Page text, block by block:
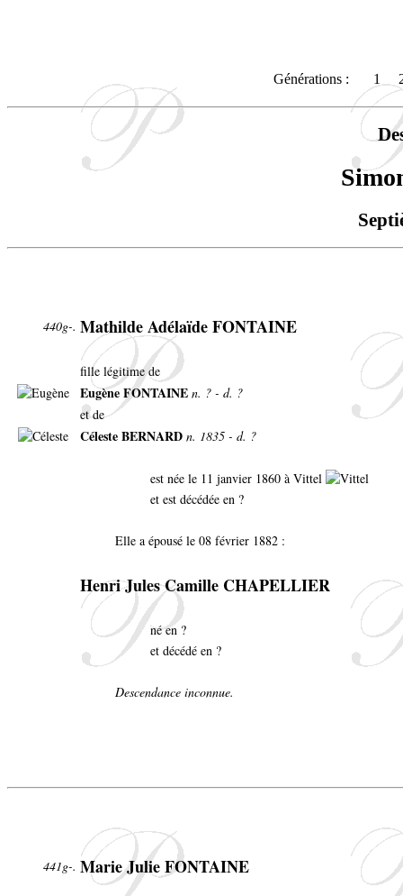
Générations : 1
440g-. Mathilde Adélaïde FONTAINE
fille légitime de
Eugène FONTAINE n. ? - d. ?
et de
Céleste BERNARD n. 1835 - d. ?
est née le 11 janvier 1860 à Vittel
et est décédée en ?
Elle a épousé le 08 février 1882 :
Henri Jules Camille CHAPELLIER
né en ?
et décédé en ?
Descendance inconnue.
441g-. Marie Julie FONTAINE